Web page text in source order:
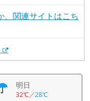
、関連サイトはこち
明日
32℃／28℃